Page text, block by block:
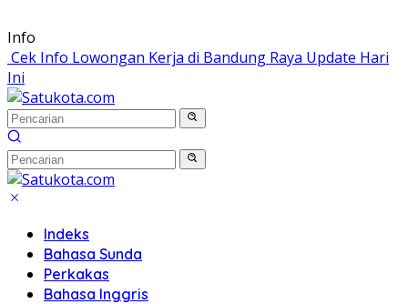
Langsung
ke
konten
Info
Cek Info Lowongan Kerja di Bandung Raya Update Hari
Ini
Indeks
Bahasa Sunda
Perkakas
Bahasa Inggris